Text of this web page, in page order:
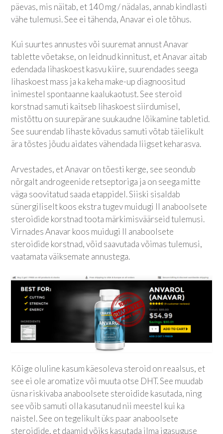
päevas, mis näitab, et 140 mg / nädalas, annab kindlasti
vähe tulemusi. See ei tähenda, Anavar ei ole tõhus.
Kui suurtes annustes või suuremat annust Anavar
tablette võetakse, on leidnud kinnitust, et Anavar aitab
edendada lihaskoest kasvu kiire, suurendades seega
lihaskoest mass ja ka keha make-up diagnoositud
inimestel spontaanne kaalukaotust. See steroid
korstnad samuti kaitseb lihaskoest siirdumisel,
mistõttu on suurepärane suukaudne lõikamine tabletid.
See suurendab lihaste kõvadus samuti võtab täielikult
ära tõstes jõudu aidates vähendada liigset keharasva.
Arvestades, et Anavar on tõesti kerge, see seondub
nõrgalt androgeenide retseptoriga ja on seega mitte
väga soovitatud saada etappidel. Siiski sisaldab
sünergiliselt koos ekstra tugev muidugi II anaboolsete
steroidide korstnad toota märkimisväärseid tulemusi.
Virnades Anavar koos muidugi II anaboolsete
steroidide korstnad, võid saavutada võimas tulemusi,
vaatamata väiksemate annustega.
Kõige oluline kasum käesoleva steroid on reaalsus, et
see ei ole aromatize või muuta otse DHT. See muudab
üsna riskivaba anaboolsete steroidide kasutada, ning
see võib samuti olla kasutanud nii meestel kui ka
naistel. See on tegelikult üks paar anaboolsete
steroidide, et daamid võiks kasutada ilma igasuguse